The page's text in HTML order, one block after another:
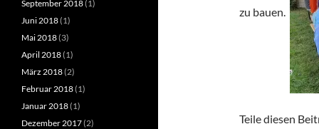
zu bauen.
Teile diesen
September 2018(1)
Juni 2018(1)
Mai 2018(3)
April 2018(1)
März 2018(2)
Februar 2018(1)
Januar 2018(1)
Dezember 2017(2)